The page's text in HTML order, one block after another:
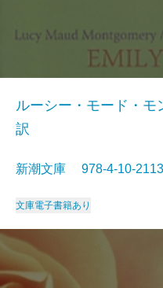
ルーシー・モード・モ
訳
新潮文庫 978-4-10-
文庫電子書籍あり